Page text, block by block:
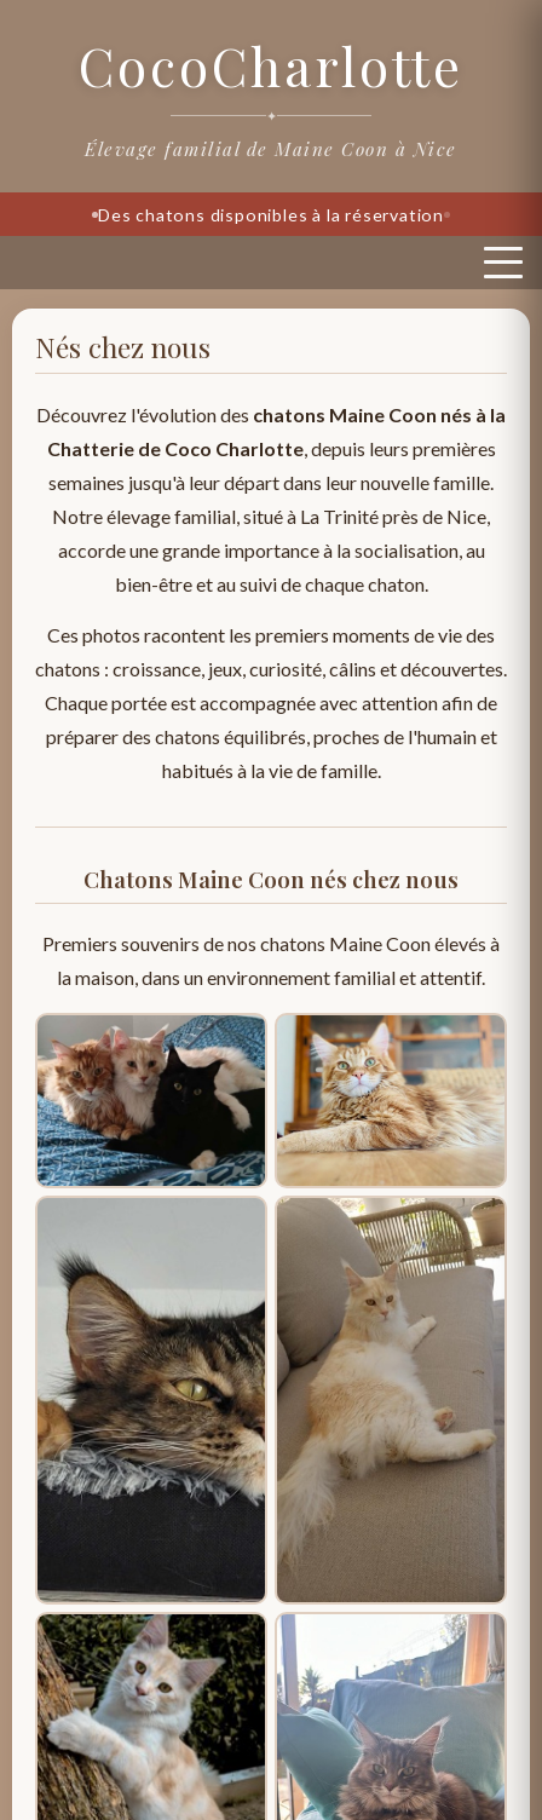
CocoCharlotte
✦
Élevage familial de Maine Coon à Nice
Des chatons disponibles à la réservation
Nés chez nous
Découvrez l'évolution des chatons Maine Coon nés à la
Chatterie de Coco Charlotte, depuis leurs premières
semaines jusqu'à leur départ dans leur nouvelle famille.
Notre élevage familial, situé à La Trinité près de Nice,
accorde une grande importance à la socialisation, au
bien-être et au suivi de chaque chaton.
Ces photos racontent les premiers moments de vie des
chatons : croissance, jeux, curiosité, câlins et découvertes.
Chaque portée est accompagnée avec attention afin de
préparer des chatons équilibrés, proches de l'humain et
habitués à la vie de famille.
Chatons Maine Coon nés chez nous
Premiers souvenirs de nos chatons Maine Coon élevés à
la maison, dans un environnement familial et attentif.